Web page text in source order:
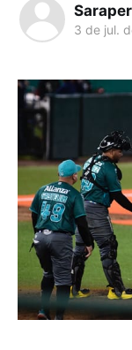
3 de jul.